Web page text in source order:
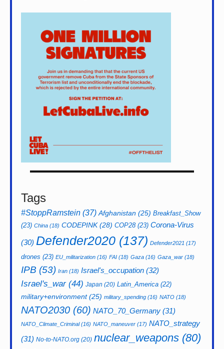
Tags
#StoppRamstein (37) Afghanistan (25) Breakfast_Show
(23) China (18) CODEPINK(28) COP28(23) Corona-Virus
(30) Defender2020 (137) Defender2021 (17)
drones (23) EU_militarization (16) FAI (18) Gaza (16) Gaza_war (18)
IPB (53) Iran (18) Israel's_occupation (32)
Israel's_war(44) Japan (20) Latin_America (22)
military+environment(25) military_spending (16) NATO (18)
NATO2030 (60) NATO_70_Germany (31)
NATO_Climate_Criminal(16) NATO_maneuver (17) NATO_strategy
(31) No-to-NATO.org (20) nuclear_weapons (80)